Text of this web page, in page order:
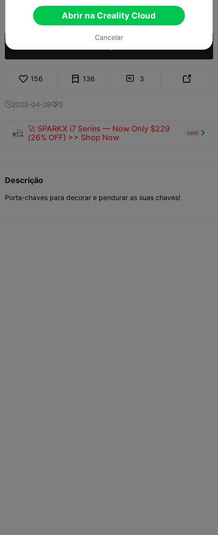
250 
156 136  3 
2023-04-282
🚀 SPARKX i7 Series — Now Only $229
(26% OFF) >> Shop Now
sale 
Descrição
Porta-chaves para decorar e pendurar as suas chaves!
Abrir na Creality Cloud
Cancelar